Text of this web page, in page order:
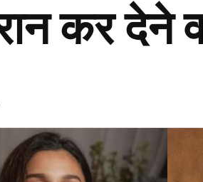
ने हाल ही में एक प्रेस
के प्रस्ताव को खारिज कर दिया है।
कर देने